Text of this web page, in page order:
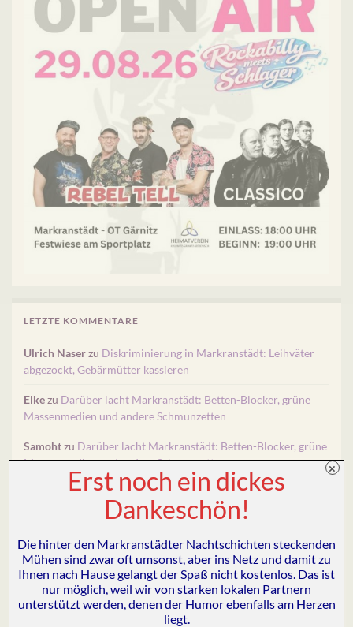
LETZTE KOMMENTARE
Ulrich Naserzu Diskriminierung in Markranstädt: Leihväter
abgezockt, Gebärmütter kassieren
Elkezu Darüber lacht Markranstädt: Betten-Blocker, grüne
Massenmedien und andere Schmunzetten
Samohtzu Darüber lacht Markranstädt: Betten-Blocker, grüne
Massenmedien und andere Schmunzetten
Birgit Feyer zuDarüber lacht Markranstädt: Betten-Blocker,
grüne Massenmedien und andere Schmunzetten
Bernhard zu
Darüber lacht Markranstädt: Betten-Blocker,
grüne Massenmedien und andere Schmunzetten
Erst noch ein dickes
Dankeschön!
Die hinter den Markranstädter Nachtschichten steckenden
Mühen sind zwar oft umsonst, aber ins Netz und damit zu
Ihnen nach Hause gelangt der Spaß nicht kostenlos. Das ist
nur möglich, weil wir von starken lokalen Partnern
unterstützt werden, denen der Humor ebenfalls am Herzen
liegt.
×